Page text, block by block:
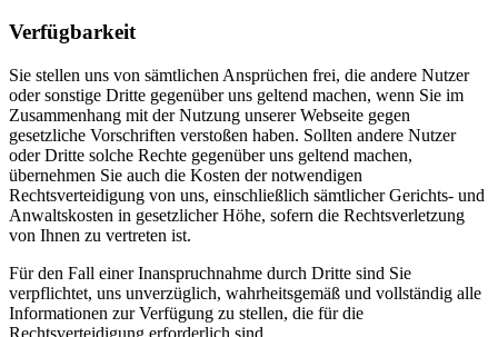
Verfügbarkeit
Sie stellen uns von sämtlichen Ansprüchen frei, die andere Nutzer
oder sonstige Dritte gegenüber uns geltend machen, wenn Sie im
Zusammenhang mit der Nutzung unserer Webseite gegen
gesetzliche Vorschriften verstoßen haben. Sollten andere Nutzer
oder Dritte solche Rechte gegenüber uns geltend machen,
übernehmen Sie auch die Kosten der notwendigen
Rechtsverteidigung von uns, einschließlich sämtlicher Gerichts- und
Anwaltskosten in gesetzlicher Höhe, sofern die Rechtsverletzung
von Ihnen zu vertreten ist.
Für den Fall einer Inanspruchnahme durch Dritte sind Sie
verpflichtet, uns unverzüglich, wahrheitsgemäß und vollständig alle
Informationen zur Verfügung zu stellen, die für die
Rechtsverteidigung erforderlich sind.